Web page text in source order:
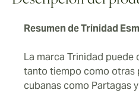
darte un capricho con uno
Resumen de Trinidad
La marca Trinidad puede
tanto tiempo como otras
cubanas como Partagas